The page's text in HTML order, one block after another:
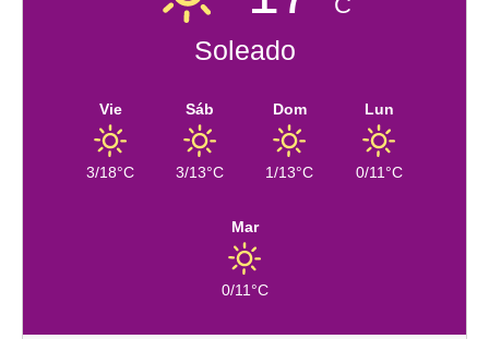
Soleado
Vie
3/18°C
Sáb
3/13°C
Dom
1/13°C
Lun
0/11°C
Mar
0/11°C